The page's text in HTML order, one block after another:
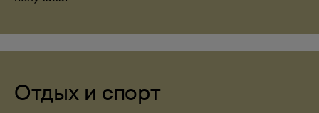
Отдых и спорт